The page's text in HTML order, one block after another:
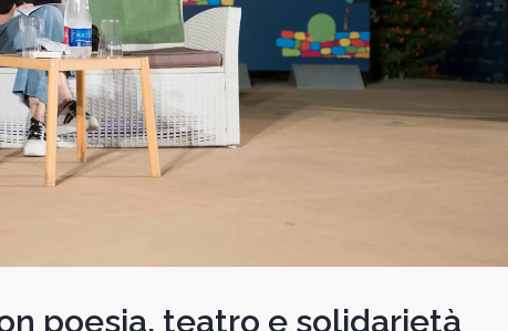
poesia, teatro e solidarietà